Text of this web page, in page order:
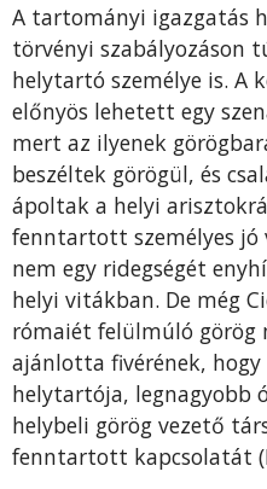
A tartományi igazgatás
törvényi szabályozáson
helytartó személye is. A
előnyös lehetett egy
mert az ilyenek
beszéltek görögül, és
ápoltak a helyi
fenntartott személyes jó
nem egy ridegségét
helyi viták­ban. De még
rómaiét fe­lülmúló görög
ajánlotta fivéré­nek,
helytartója, legna­gyobb
helybeli görög veze­tő
fenntartott kapcsolatát